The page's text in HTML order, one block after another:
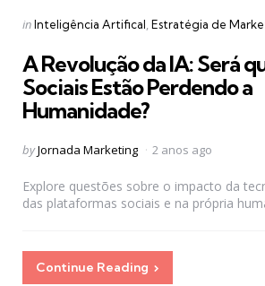
Categories
Posted
inInteligência Artifical Estratégia de
A Revolução da IA: Será
Sociais Estão Perdendo a
Humanidade?
Posted
byJornada Marketing 2 anos ago
Explore questões sobre o impacto da
das plataformas sociais e na própria
Continue Reading